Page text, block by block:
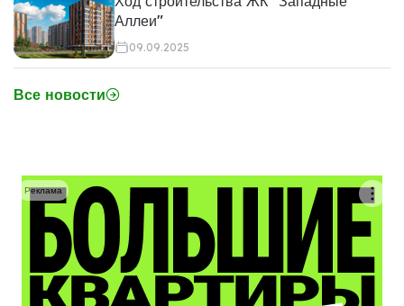
Аллеи"
09.09.2025
Все новости
Реклама